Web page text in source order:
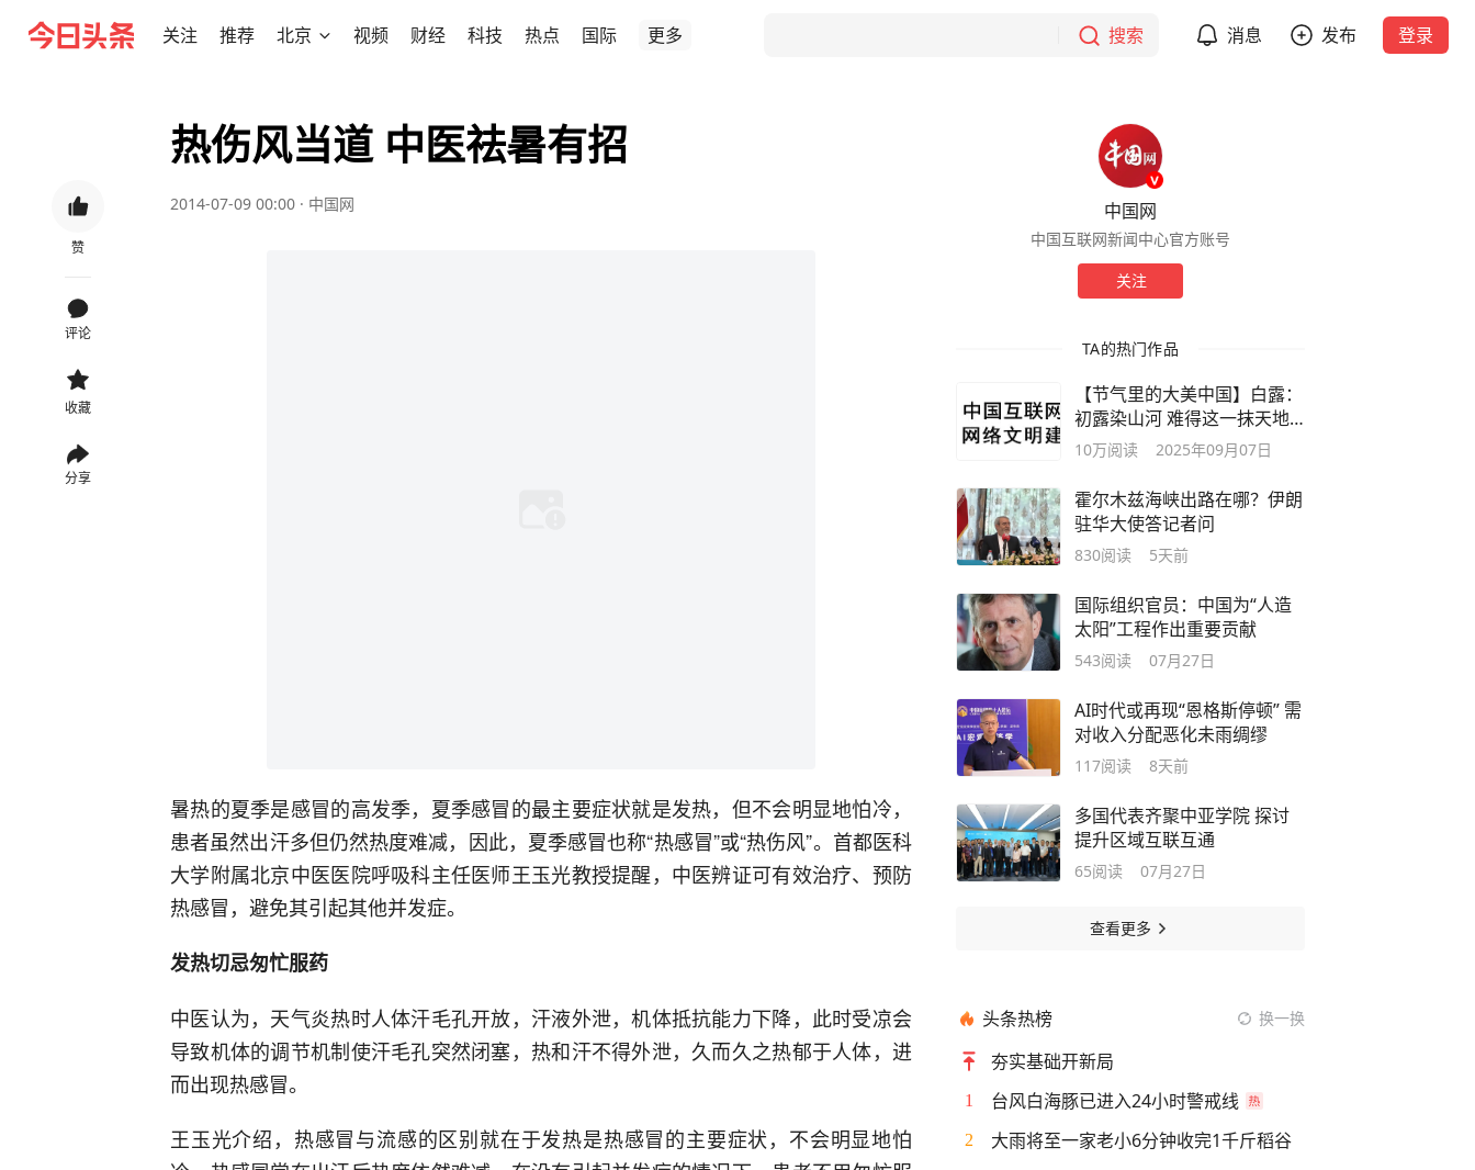
关注 推荐 北京 视频 财经 科技 热点 国际 更多 搜索 消息 发布 登录
赞
评论
收藏
分享
热伤风当道 中医祛暑有招
2014-07-09 00:00 · 中国网
暑热的夏季是感冒的高发季，夏季感冒的最主要症状就是发热，但不会明显地怕冷，
患者虽然出汗多但仍然热度难减，因此，夏季感冒也称“热感冒”或“热伤风”。首都医科
大学附属北京中医医院呼吸科主任医师王玉光教授提醒，中医辨证可有效治疗、预防
热感冒，避免其引起其他并发症。
发热切忌匆忙服药
中医认为，天气炎热时人体汗毛孔开放，汗液外泄，机体抵抗能力下降，此时受凉会
导致机体的调节机制使汗毛孔突然闭塞，热和汗不得外泄，久而久之热郁于人体，进
而出现热感冒。
王玉光介绍，热感冒与流感的区别就在于发热是热感冒的主要症状，不会明显地怕
中国网
中国互联网新闻中心官方账号
关注
TA的热门作品
【节气里的大美中国】白露：
初露染山河 难得这一抹天地
颜色
10万阅读 2025年09月07日
霍尔木兹海峡出路在哪？伊朗
驻华大使答记者问
830阅读 5天前
国际组织官员：中国为“人造
太阳”工程作出重要贡献
543阅读 07月27日
AI时代或再现“恩格斯停顿” 需
对收入分配恶化未雨绸缪
117阅读 8天前
多国代表齐聚中亚学院 探讨
提升区域互联互通
65阅读 07月27日
查看更多
头条热榜 换一换
夯实基础开新局
1 台风白海豚已进入24小时警戒线
2 大雨将至一家老小6分钟收完1千斤稻谷